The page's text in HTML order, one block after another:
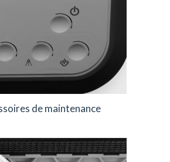
de maintenance